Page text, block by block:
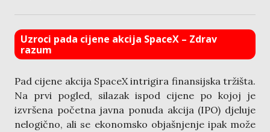
Uzroci pada cijene akcija SpaceX – Zdrav
razum
Pad cijene akcija SpaceX intrigira finansijska tržišta.
Na prvi pogled, silazak ispod cijene po kojoj je
izvršena početna javna ponuda akcija (IPO) djeluje
nelogično, ali se ekonomsko objašnjenje ipak može